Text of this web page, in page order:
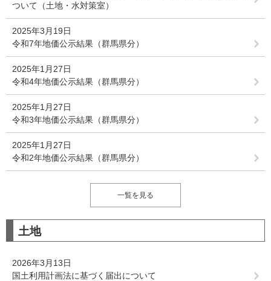
ついて（土地・水対策室）
2025年3月19日
令和7年地価公示結果（群馬県分）
2025年1月27日
令和4年地価公示結果（群馬県分）
2025年1月27日
令和3年地価公示結果（群馬県分）
2025年1月27日
令和2年地価公示結果（群馬県分）
一覧を見る
土地
2026年3月13日
国土利用計画法に基づく届出について